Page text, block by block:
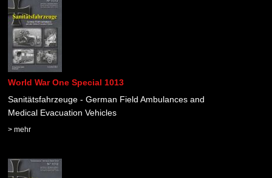
World War One Special 1013
Sanitätsfahrzeuge - German Field Ambulances and
Medical Evacuation Vehicles
> mehr